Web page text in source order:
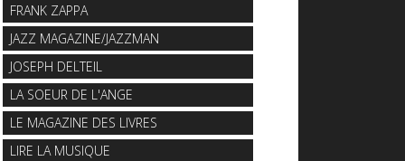
FRANK ZAPPA
JAZZ MAGAZINE/JAZZMAN
JOSEPH DELTEIL
LA SOEUR DE L'ANGE
LE MAGAZINE DES LIVRES
LIRE LA MUSIQUE